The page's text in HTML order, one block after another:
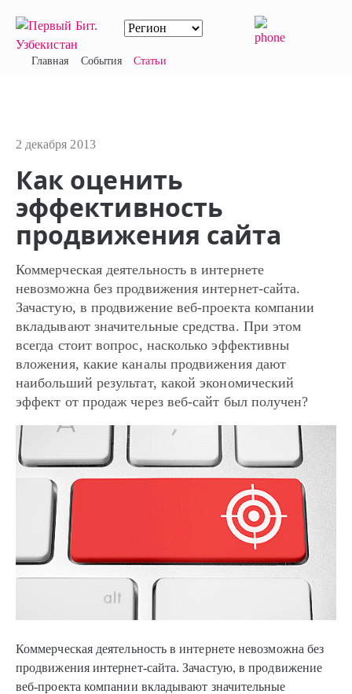
Главная События Статьи
2 декабря 2013
Как оценить
эффективность
продвижения сайта
Коммерческая деятельность в интернете
невозможна без продвижения интернет-сайта.
Зачастую, в продвижение веб-проекта компании
вкладывают значительные средства. При этом
всегда стоит вопрос, насколько эффективны
вложения, какие каналы продвижения дают
наибольший результат, какой экономический
эффект от продаж через веб-сайт был получен?
Коммерческая деятельность в интернете невозможна без
продвижения интернет-сайта. Зачастую, в продвижение
веб-проекта компании вкладывают значительные